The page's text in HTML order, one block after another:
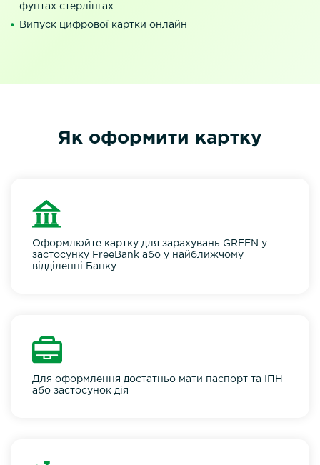
фунтах стерлінгах
Випуск цифрової картки онлайн
Як оформити картку
Оформлюйте картку для зарахувань GREEN у
застосунку FreeBank або у найближчому
відділенні Банку
Для оформлення достатньо мати паспорт та ІПН
або застосунок дія